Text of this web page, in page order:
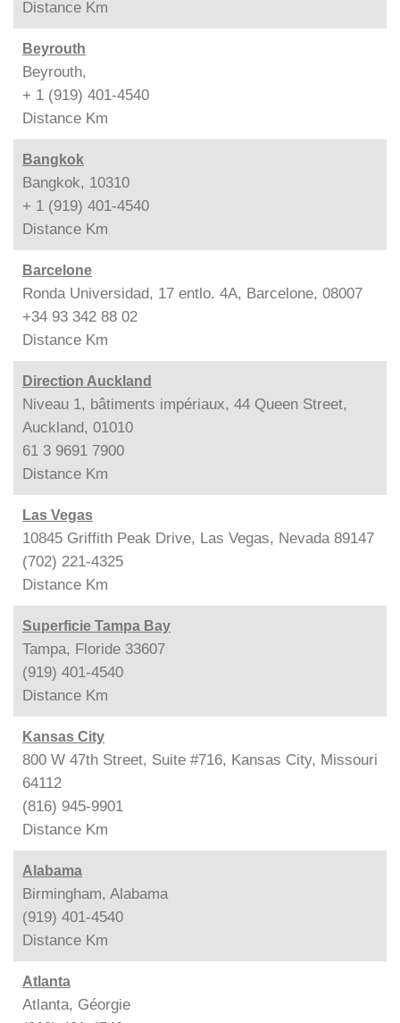
Distance Km
Beyrouth
Beyrouth,
+ 1 (919) 401-4540
Distance Km
Bangkok
Bangkok, 10310
+ 1 (919) 401-4540
Distance Km
Barcelone
Ronda Universidad, 17 entlo. 4A, Barcelone, 08007
+34 93 342 88 02
Distance Km
Direction Auckland
Niveau 1, bâtiments impériaux, 44 Queen Street,
Auckland, 01010
61 3 9691 7900
Distance Km
Las Vegas
10845 Griffith Peak Drive, Las Vegas, Nevada 89147
(702) 221-4325
Distance Km
Superficie Tampa Bay
Tampa, Floride 33607
(919) 401-4540
Distance Km
Kansas City
800 W 47th Street, Suite #716, Kansas City, Missouri
64112
(816) 945-9901
Distance Km
Alabama
Birmingham, Alabama
(919) 401-4540
Distance Km
Atlanta
Atlanta, Géorgie